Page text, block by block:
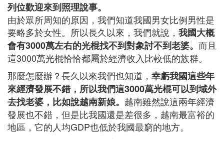
列位歡迎來到照理說事。
由於眾所周知的原因，我們知道我國男女比例男性是
要略多於女性。所以長久以來，我們就說， 我國大概
會有3000萬左右的光棍找不到對象討不到老婆。 而且
這3000萬光棍恰恰都屬於經濟收入比較低的族群。
那麼怎麼辦？長久以來我們也知道， 幸虧我國這些年
來經濟發展不錯，所以我們這3000萬光棍可以到域外
去找老婆，比如說越南新娘。 越南雖然說這兩年經濟
發展也不錯，但是比我國還是差很多，越南最富裕的
地區，它的人均GDP也低於我國最窮的地方。